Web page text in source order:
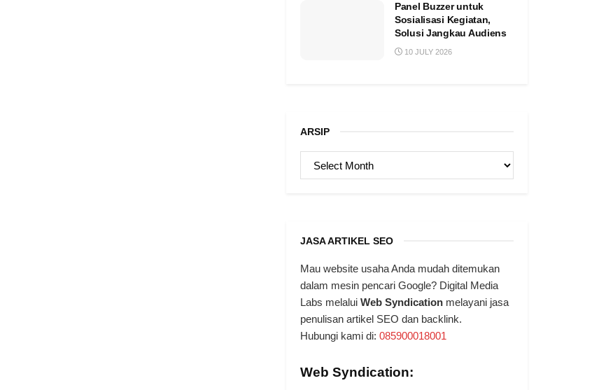
Panel Buzzer untuk
Sosialisasi Kegiatan,
Solusi Jangkau Audiens
10 JULY 2026
ARSIP
JASA ARTIKEL SEO
Mau website usaha Anda mudah ditemukan
dalam mesin pencari Google? Digital Media
Labs melalui Web Syndication melayani jasa
penulisan artikel SEO dan backlink.
Hubungi kami di: 085900018001
Web Syndication: